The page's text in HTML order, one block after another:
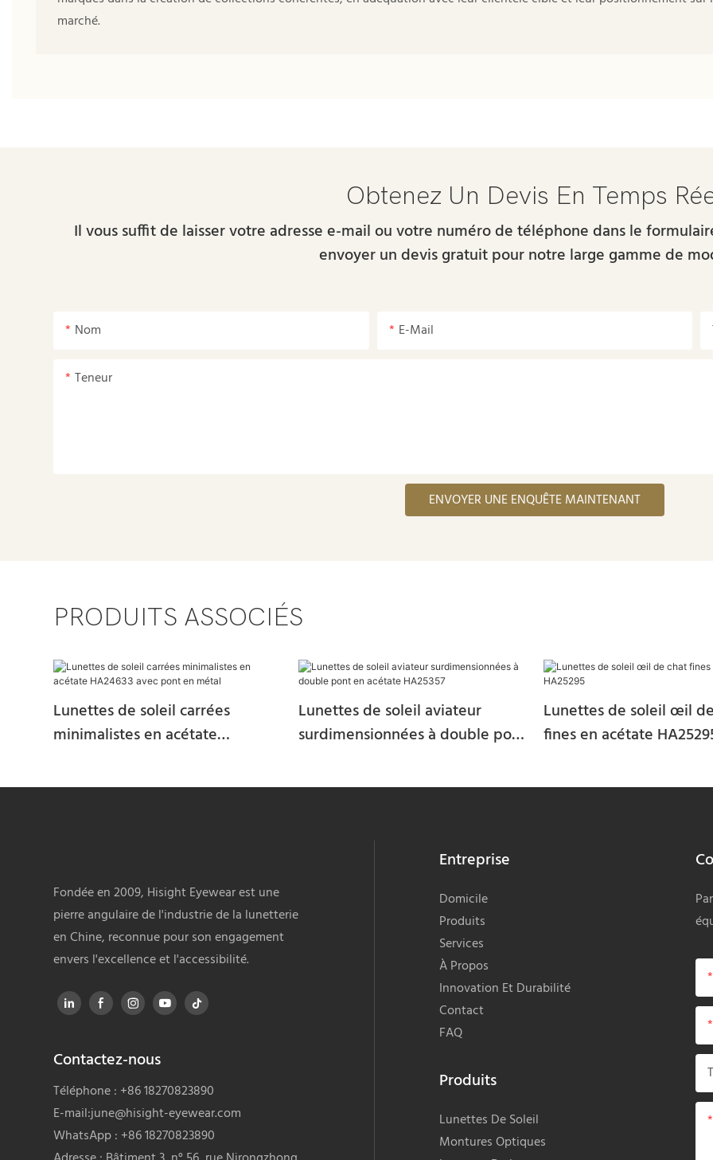
marché.
Obtenez Un Devis En Temps
Il vous suffit de laisser votre adresse e-mail ou votre numéro de téléphone dans le
envoyer un devis gratuit pour notre large gamme de
Nom E-Mail
Teneur
ENVOYER UNE ENQUÊTE MAINTENANT
PRODUITS ASSOCIÉS
Lunettes de soleil carrées
minimalistes en acétate
Lunettes de soleil aviateur
surdimensionnées à double pont
Lunettes de soleil œil
fines en acétate
Fondée en 2009, Hisight Eyewear est une
pierre angulaire de l'industrie de la lunetterie
en Chine, reconnue pour son engagement
envers l'excellence et l'accessibilité.
Contactez-nous
Téléphone : +86 18270823890
E-mail:june@hisight-eyewear.com
WhatsApp : +86 18270823890
Entreprise
Domicile
Produits
Services
À Propos
Innovation Et Durabilité
Contact
FAQ
Produits
Lunettes De Soleil
Montures Optiques